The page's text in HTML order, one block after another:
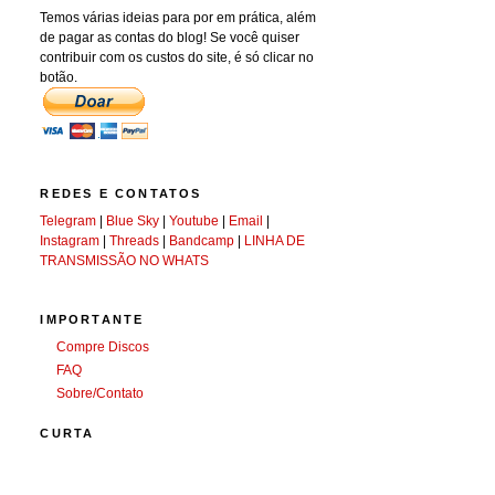
Temos várias ideias para por em prática, além
de pagar as contas do blog! Se você quiser
contribuir com os custos do site, é só clicar no
botão.
REDES E CONTATOS
Telegram | Blue Sky |Youtube | Email |
Instagram |Threads | Bandcamp | LINHA DE
TRANSMISSÃO NO WHATS
IMPORTANTE
Compre Discos
FAQ
Sobre/Contato
CURTA